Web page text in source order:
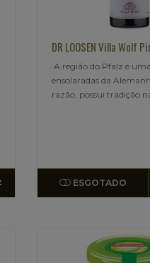
DR LOOSEN Villa Wolf
A região do Pfalz é
ensolaradas da
razão, possui tradição
ESGOTADO